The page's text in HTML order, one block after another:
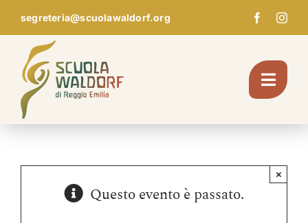
Skip
to
content
segreteria@scuolawaldorf.org
Giardino d’infanziaQuesto evento è passato.
×